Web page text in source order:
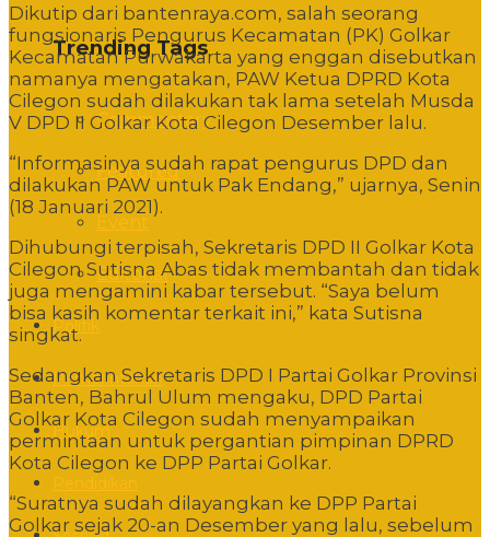
Trending Tags
Commentary
Featured
Editorial
Politik
Pemerintahan
Hukum
Dikutip dari bantenraya.com, salah seorang
fungsionaris Pengurus Kecamatan (PK) Golkar
Kecamatan Purwakarta yang enggan disebutkan
namanya mengatakan, PAW Ketua DPRD Kota
Cilegon sudah dilakukan tak lama setelah Musda
V DPD II Golkar Kota Cilegon Desember lalu.
“Informasinya sudah rapat pengurus DPD dan
dilakukan PAW untuk Pak Endang,” ujarnya, Senin
(18 Januari 2021).
Dihubungi terpisah, Sekretaris DPD II Golkar Kota
Cilegon Sutisna Abas tidak membantah dan tidak
juga mengamini kabar tersebut. “Saya belum
bisa kasih komentar terkait ini,” kata Sutisna
singkat.
Sedangkan Sekretaris DPD I Partai Golkar Provinsi
Banten, Bahrul Ulum mengaku, DPD Partai
Golkar Kota Cilegon sudah menyampaikan
permintaan untuk pergantian pimpinan DPRD
Kota Cilegon ke DPP Partai Golkar.
“Suratnya sudah dilayangkan ke DPP Partai
Golkar sejak 20-an Desember yang lalu, sebelum